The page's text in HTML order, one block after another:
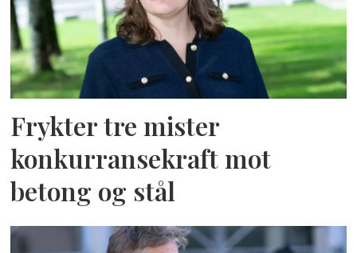
Frykter tre mister
konkurransekraft mot
betong og stål